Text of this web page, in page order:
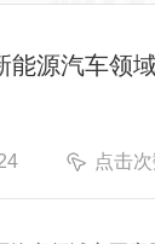
能源汽车领
点击